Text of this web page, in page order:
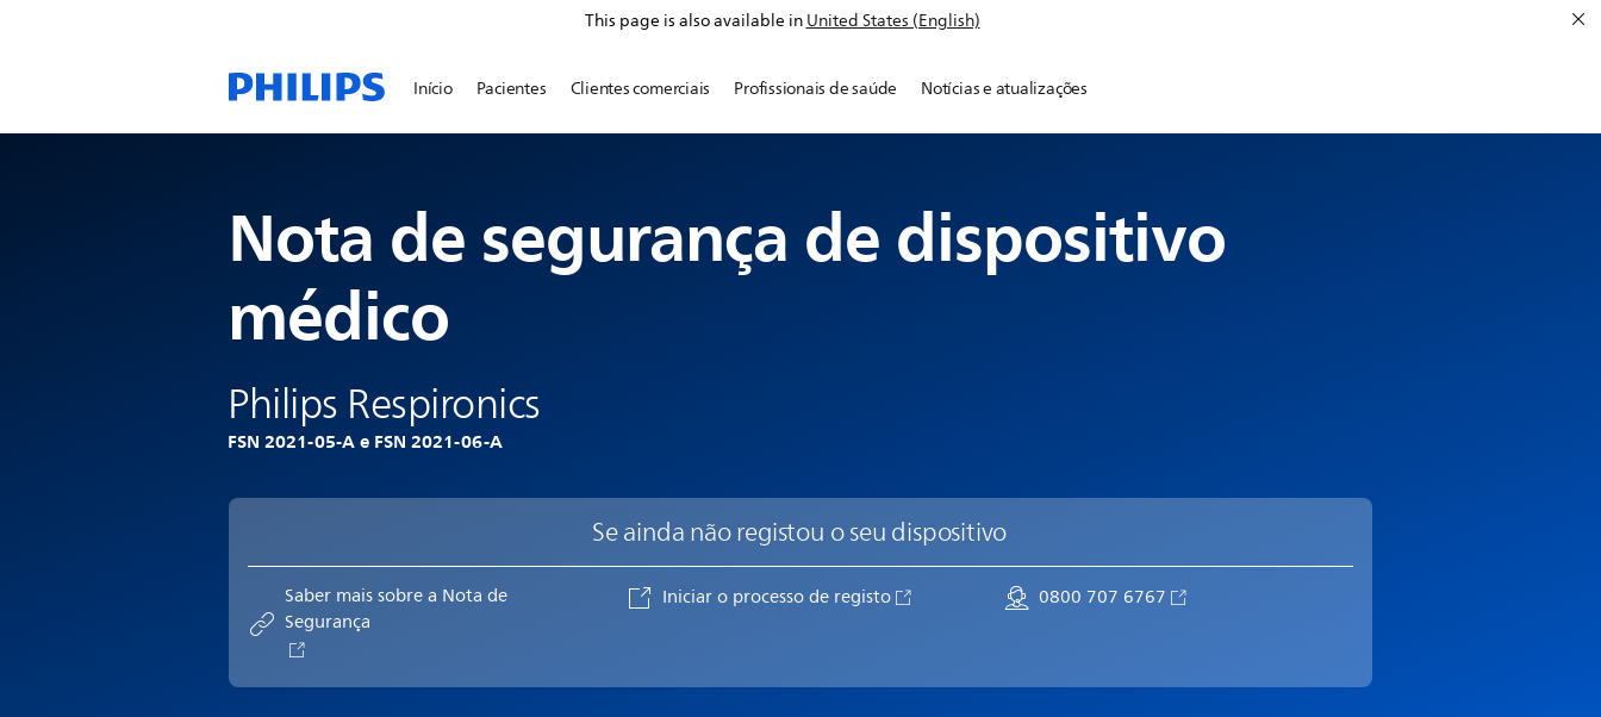
This page is also available inUnited States (English)
Início Pacientes Clientes comerciais Profissionais de saúde Notícias e atualizações
Nota de segurança de dispositivo
médico
Philips Respironics
FSN 2021-05-A e FSN 2021-06-A
Se ainda não registou o seu dispositivo
Saber mais sobre a Nota de
Segurança
Iniciar o processo de registo 0800 707 6767